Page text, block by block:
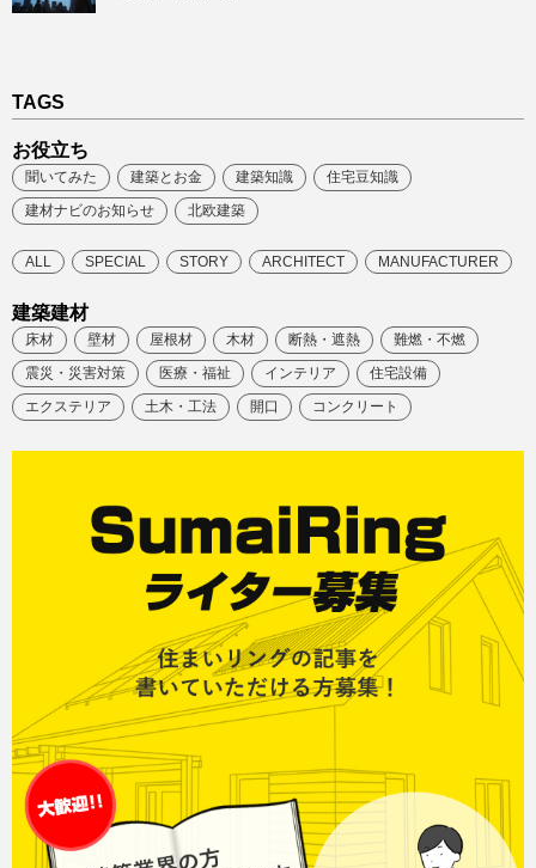
TAGS
お役立ち
聞いてみた 建築とお金 建築知識
住宅豆知識
建材ナビのお知らせ
北欧建築
ALL SPECIAL STORY ARCHITECT MANUFACTURER
建築建材
床材 壁材 屋根材 木材 断熱・遮熱
難燃・不燃
震災・災害対策
医療・福祉 インテリア
住宅設備
エクステリア
土木・工法 開口 コンクリート